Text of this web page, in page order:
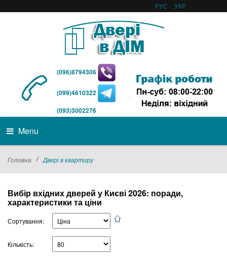
РУС УКР
(096)8794306
(099)4610322
(093)3002276
Menu
Головна / Двері в квартиру
Вибір вхідних дверей у Києві 2026: поради,
характеристики та ціни
Сортування:
Кількість: